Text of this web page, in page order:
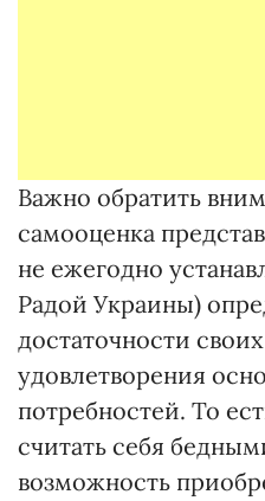
Важно обратить
самооценка
не ежегодно
Радой Украины)
достаточности
удовлетворения
потребностей. То
считать себя
возможность